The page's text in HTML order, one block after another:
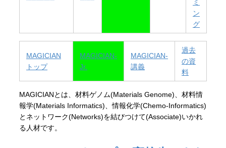
ミ
ン
グ
MAGICIAN
トップ
MAGICIAN-
Jr.
MAGICIAN-
講義
過去
の資
料
MAGICIANとは、材料ゲノム(Materials Genome)、材料情
報学(Materials Informatics)、情報化学(Chemo-Informatics)
とネットワーク(Networks)を結びつけて(Associate)いかれ
る人材です。